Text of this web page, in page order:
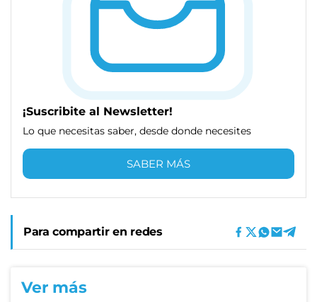
¡Suscribite al Newsletter!
Lo que necesitas saber, desde donde necesites
SABER MÁS
Para compartir en redes
Ver más